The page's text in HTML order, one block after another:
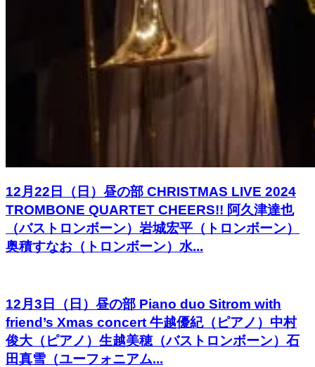
12月22日（日）昼の部 CHRISTMAS LIVE 2024
TROMBONE QUARTET CHEERS!! 阿久津達也
（バストロンボーン）岩城宏平（トロンボーン）
奥積すなお（トロンボーン）水...
12月3日（日）昼の部 Piano duo Sitrom with
friend’s Xmas concert 牛越優紀（ピアノ）中村
俊大（ピアノ）生越美穂（バストロンボーン）石
田真雪（ユーフォニアム...